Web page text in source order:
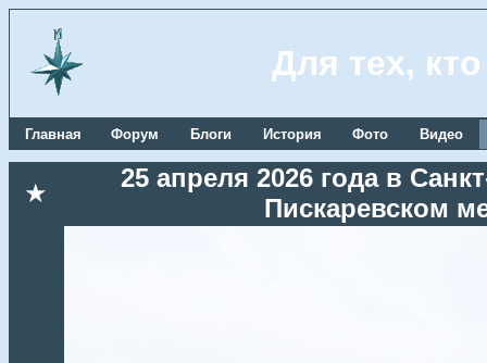
Для тех,
Главная Форум Блоги История Фото Видео
★
25 апреля 2026 года в
Пискаревском